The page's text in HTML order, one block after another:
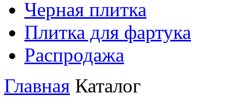
Черная плитка
Плитка для фартука
Распродажа
Главная Каталог